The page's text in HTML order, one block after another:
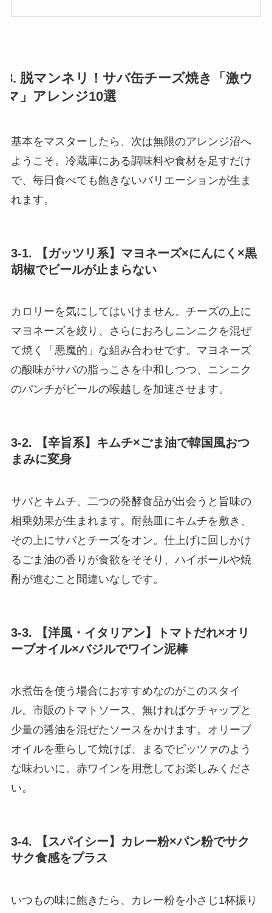
3. 脱マンネリ！サバ缶チーズ焼き「激ウ
マ」アレンジ10選
基本をマスターしたら、次は無限のアレンジ沼へ
ようこそ。冷蔵庫にある調味料や食材を足すだけ
で、毎日食べても飽きないバリエーションが生ま
れます。
3-1. 【ガッツリ系】マヨネーズ×にんにく×黒
胡椒でビールが止まらない
カロリーを気にしてはいけません。チーズの上に
マヨネーズを絞り、さらにおろしニンニクを混ぜ
て焼く「悪魔的」な組み合わせです。マヨネーズ
の酸味がサバの脂っこさを中和しつつ、ニンニク
のパンチがビールの喉越しを加速させます。
3-2. 【辛旨系】キムチ×ごま油で韓国風おつ
まみに変身
サバとキムチ、二つの発酵食品が出会うと旨味の
相乗効果が生まれます。耐熱皿にキムチを敷き、
その上にサバとチーズをオン。仕上げに回しかけ
るごま油の香りが食欲をそそり、ハイボールや焼
酎が進むこと間違いなしです。
3-3. 【洋風・イタリアン】トマトだれ×オリ
ーブオイル×バジルでワイン泥棒
水煮缶を使う場合におすすめなのがこのスタイ
ル。市販のトマトソース、無ければケチャップと
少量の醤油を混ぜたソースをかけます。オリーブ
オイルを垂らして焼けば、まるでピッツァのよう
な味わいに。赤ワインを用意してお楽しみくださ
い。
3-4. 【スパイシー】カレー粉×パン粉でサク
サク食感をプラス
いつもの味に飽きたら、カレー粉を小さじ1杯振り